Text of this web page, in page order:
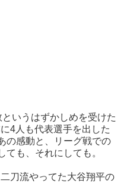
いうはずかしめを受けた
4人も代表選手を出した
の感動と、リーグ戦での
も、それにしても。
刀流やってた大谷翔平の